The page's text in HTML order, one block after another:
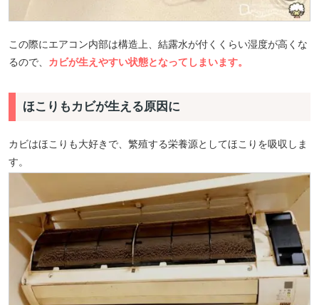
この際にエアコン内部は構造上、結露水が付くくらい湿度が高くな
るので、 カビが生えやすい状態となってしまいます。
ほこりもカビが生える原因に
カビはほこりも大好きで、繁殖する栄養源としてほこりを吸収しま
す。